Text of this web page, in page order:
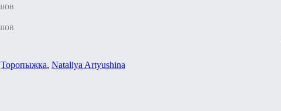
Торопыжка, Nataliya Artyushina